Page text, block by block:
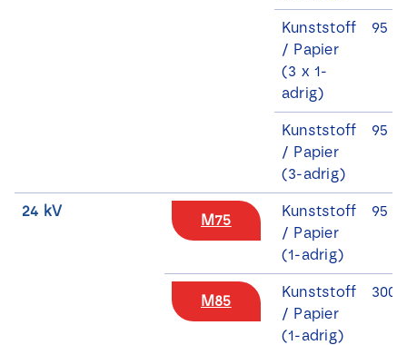
Kunststoff
/ Papier
(3 x 1-
adrig)
95 -
Kunststoff
/ Papier
(3-adrig)
95 -
24 kV
M75
Kunststoff
/ Papier
(1-adrig)
95 -
M85
Kunststoff
/ Papier
(1-adrig)
300